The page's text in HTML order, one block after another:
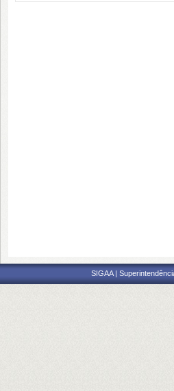
SIGAA |